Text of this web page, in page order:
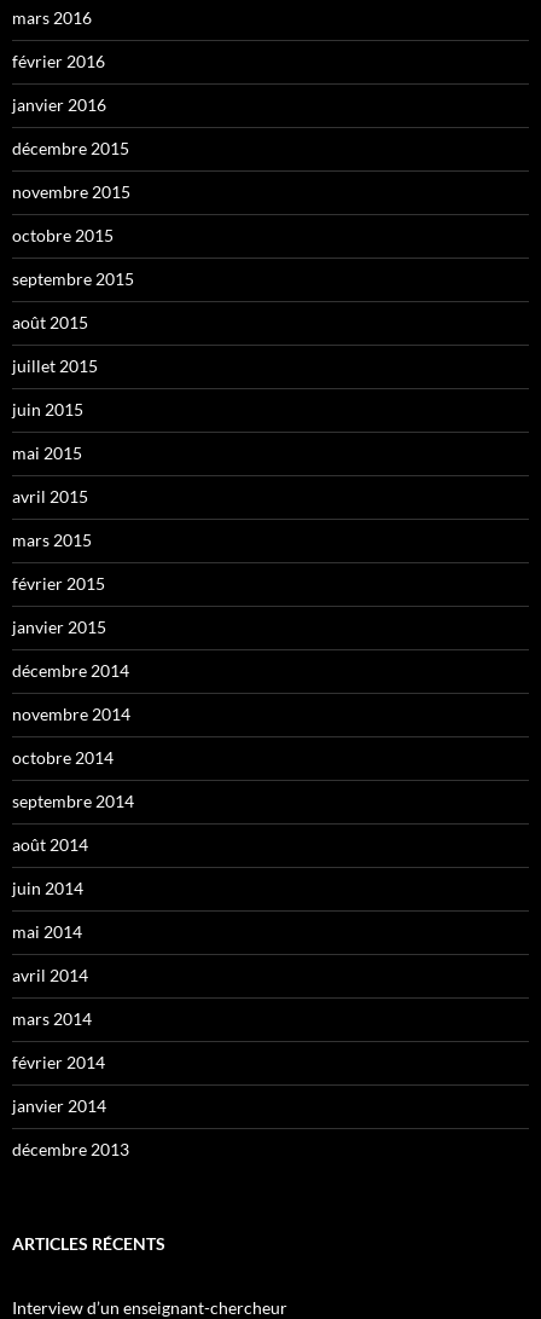
mars 2016
février 2016
janvier 2016
décembre 2015
novembre 2015
octobre 2015
septembre 2015
août 2015
juillet 2015
juin 2015
mai 2015
avril 2015
mars 2015
février 2015
janvier 2015
décembre 2014
novembre 2014
octobre 2014
septembre 2014
août 2014
juin 2014
mai 2014
avril 2014
mars 2014
février 2014
janvier 2014
décembre 2013
ARTICLES RÉCENTS
Interview d’un enseignant-chercheur